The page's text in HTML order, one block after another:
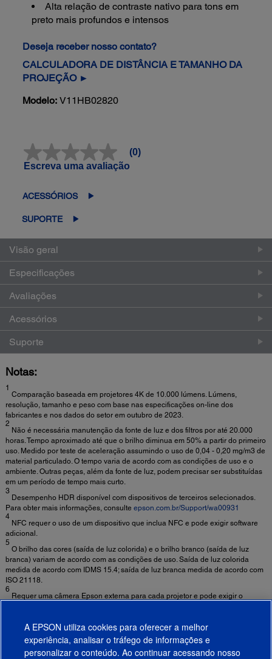
Alta relação de contraste nativo para tons em
preto mais profundos e intensos
Deseja receber nosso contato?
CALCULADORA DE DISTÂNCIA E TAMANHO DA
PROJEÇÃO ►
Modelo: V11HB02820
Sem
valor
abre
mesma
página.
(0)
Escreva uma avaliação
ACESSÓRIOS
SUPORTE
Visão geral
Especificações
Avaliações
Acessórios
Suporte
Notas:
1
Comparação baseada em projetores 4K de 10.000 lúmens. Lúmens,
resolução, tamanho e peso com base nas especificações on-line dos
fabricantes e nos dados do setor em outubro de 2023.
2
Não é necessária manutenção da fonte de luz e dos filtros por até 20.000
horas. Tempo aproximado até que o brilho diminua em 50% a partir do primeiro
uso. Medido por teste de aceleração assumindo o uso de 0,04 - 0,20 mg/m3 de
material particulado. O tempo varia de acordo com as condições de uso e o
ambiente. Outras peças, além da fonte de luz, podem precisar ser substituídas
em um período de tempo mais curto.
3
Desempenho HDR disponível com dispositivos de terceiros selecionados.
Para obter mais informações, consulte epson.com.br/Support/wa00931
4
NFC requer o uso de um dispositivo que inclua NFC e pode exigir software
adicional.
5
O brilho das cores (saída de luz colorida) e o brilho branco (saída de luz
branca) variam de acordo com as condições de uso. Saída de luz colorida
medida de acordo com IDMS 15.4; saída de luz branca medida de acordo com
ISO 21118.
6
Requer uma câmera Epson externa para cada projetor e pode exigir o
Somente para Mac® e PC.
Requer um PC no local com o Epson Projector Connected Agent instalado.
A EPSON utiliza cookies para oferecer a melhor
experiência, analisar o tráfego de informações e
personalizar o conteúdo. Ao continuar acessando nosso